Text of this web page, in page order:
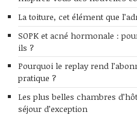
La toiture, cet élément que
SOPK et acné hormonale :
ils ?
Pourquoi le replay rend
pratique ?
Les plus belles chambres
séjour d’exception